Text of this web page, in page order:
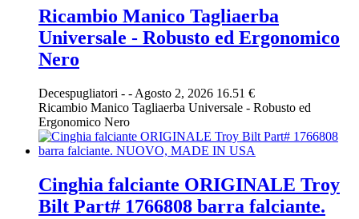
Ricambio Manico Tagliaerba
Universale - Robusto ed Ergonomico
Nero
Decespugliatori - - Agosto 2, 2026 16.51 €
Ricambio Manico Tagliaerba Universale - Robusto ed
Ergonomico Nero
Cinghia falciante ORIGINALE Troy
Bilt Part# 1766808 barra falciante.